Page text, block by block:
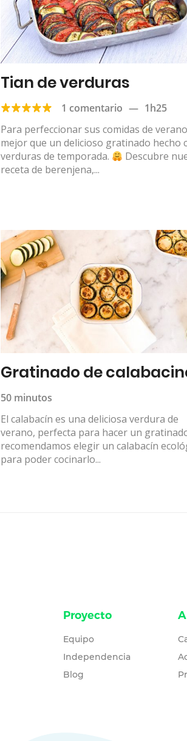
Tian de verduras
1 comentario — 1h25
Para perfeccionar sus comidas de
mejor que un delicioso gratinado hecho
verduras de temporada.
Descubre
receta de berenjena,...
Gratinado de
50 minutos
El calabacín es una deliciosa verdura de
verano, perfecta para hacer un
recomendamos elegir un calabacín
para poder cocinarlo...
Proyecto
Equipo
Independencia
Blog